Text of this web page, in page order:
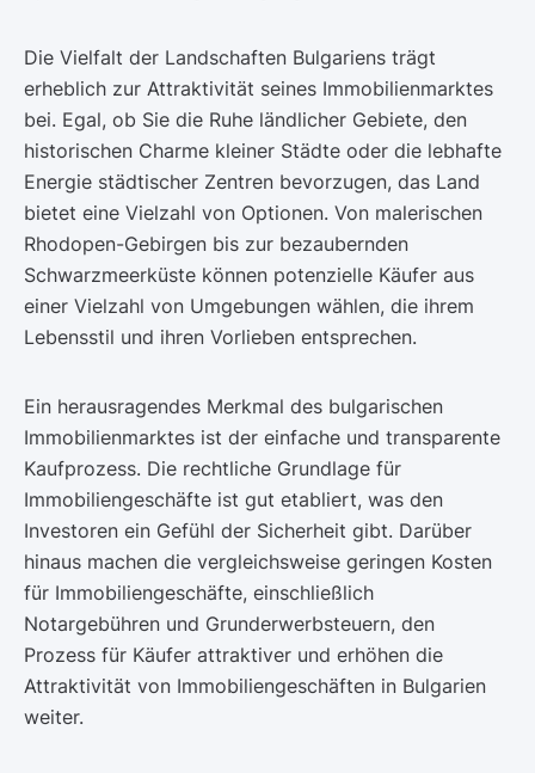
Die Vielfalt der Landschaften Bulgariens trägt
erheblich zur Attraktivität seines Immobilienmarktes
bei. Egal, ob Sie die Ruhe ländlicher Gebiete, den
historischen Charme kleiner Städte oder die lebhafte
Energie städtischer Zentren bevorzugen, das Land
bietet eine Vielzahl von Optionen. Von malerischen
Rhodopen-Gebirgen bis zur bezaubernden
Schwarzmeerküste können potenzielle Käufer aus
einer Vielzahl von Umgebungen wählen, die ihrem
Lebensstil und ihren Vorlieben entsprechen.
Ein herausragendes Merkmal des bulgarischen
Immobilienmarktes ist der einfache und transparente
Kaufprozess. Die rechtliche Grundlage für
Immobiliengeschäfte ist gut etabliert, was den
Investoren ein Gefühl der Sicherheit gibt. Darüber
hinaus machen die vergleichsweise geringen Kosten
für Immobiliengeschäfte, einschließlich
Notargebühren und Grunderwerbsteuern, den
Prozess für Käufer attraktiver und erhöhen die
Attraktivität von Immobiliengeschäften in Bulgarien
weiter.